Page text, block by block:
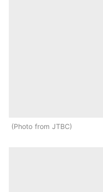
Photo from JTBC